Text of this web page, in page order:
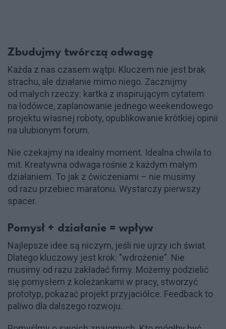
Zbudujmy twórczą odwagę
Każda z nas czasem wątpi. Kluczem nie jest brak
strachu, ale działanie mimo niego. Zacznijmy
od małych rzeczy: kartka z inspirującym cytatem
na lodówce, zaplanowanie jednego weekendowego
projektu własnej roboty, opublikowanie krótkiej opinii
na ulubionym forum.
Nie czekajmy na idealny moment. Idealna chwila to
mit. Kreatywna odwaga rośnie z każdym małym
działaniem. To jak z ćwiczeniami – nie musimy
od razu przebiec maratonu. Wystarczy pierwszy
spacer.
Pomysł + działanie = wpływ
Najlepsze idee są niczym, jeśli nie ujrzy ich świat.
Dlatego kluczowy jest krok: "wdrożenie". Nie
musimy od razu zakładać firmy. Możemy podzielić
się pomysłem z koleżankami w pracy, stworzyć
prototyp, pokazać projekt przyjaciółce. Feedback to
paliwo dla dalszego rozwoju.